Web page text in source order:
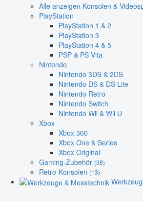
Alle anzeigen Konsolen &
PlayStation
PlayStation 1 & 2
PlayStation 3
PlayStation 4 & 5
PSP & PS Vita
Nintendo
Nintendo 3DS & 2DS
Nintendo DS & DS Lite
Nintendo Retro
Nintendo Switch
Nintendo Wii & Wii U
Xbox
Xbox 360
Xbox One & Series
Xbox Original
Gaming-Zubehör (38)
Retro-Konsolen (13)